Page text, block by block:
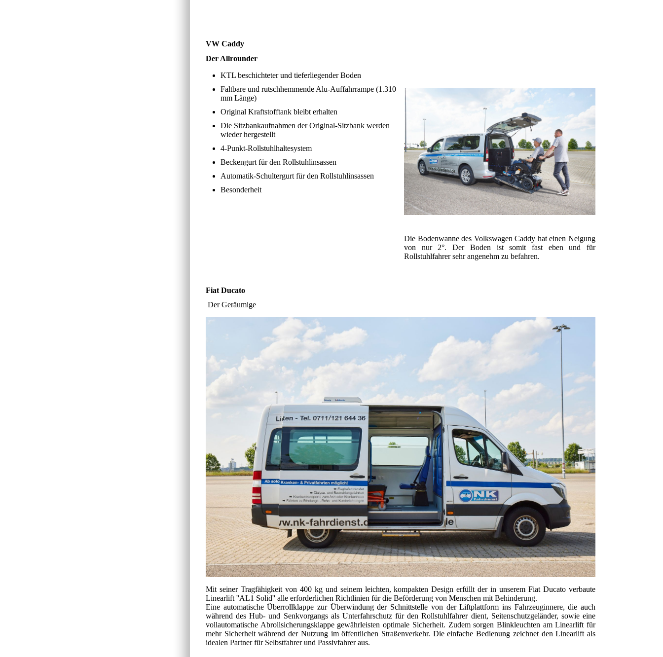
VW Caddy
Der Allrounder
KTL beschichteter und tieferliegender Boden
Faltbare und rutschhemmende Alu-Auffahrrampe (1.310
mm Länge)
Original Kraftstofftank bleibt erhalten
Die Sitzbankaufnahmen der Original-Sitzbank werden
wieder hergestellt
4-Punkt-Rollstuhlhaltesystem
Beckengurt für den Rollstuhlinsassen
Automatik-Schultergurt für den Rollstuhlinsassen
Besonderheit
Die Bodenwanne des Volkswagen Caddy hat einen Neigung
von nur 2°. Der Boden ist somit fast eben und für
Rollstuhlfahrer sehr angenehm zu befahren.
Fiat Ducato
Der Geräumige
Mit seiner Tragfähigkeit von 400 kg und seinem leichten, kompakten Design erfüllt der in unserem Fiat Ducato verbaute
Linearlift ''AL1 Solid'' alle erforderlichen Richtlinien für die Beförderung von Menschen mit Behinderung.
Eine automatische Überrollklappe zur Überwindung der Schnittstelle von der Liftplattform ins Fahrzeuginnere, die auch
während des Hub- und Senkvorgangs als Unterfahrschutz für den Rollstuhlfahrer dient, Seitenschutzgeländer, sowie eine
vollautomatische Abrollsicherungsklappe gewährleisten optimale Sicherheit. Zudem sorgen Blinkleuchten am Linearlift für
mehr Sicherheit während der Nutzung im öffentlichen Straßenverkehr. Die einfache Bedienung zeichnet den Linearlift als
idealen Partner für Selbstfahrer und Passivfahrer aus.